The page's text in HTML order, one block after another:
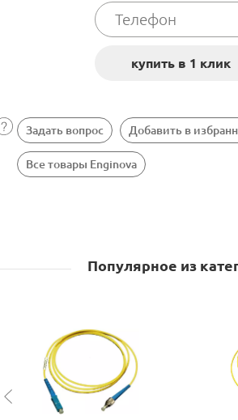
Задать вопрос Добавить в
Все товары Enginova
Популярное из